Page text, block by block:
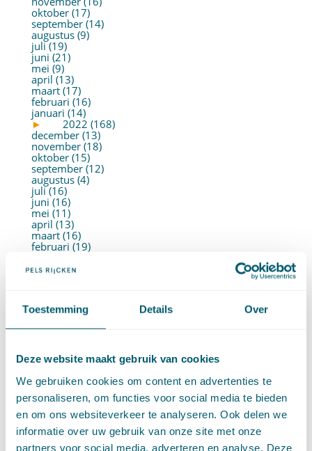
Toestemming Details Over
Deze website maakt gebruik van cookies
We gebruiken cookies om content en advertenties te
personaliseren, om functies voor social media te bieden
en om ons websiteverkeer te analyseren. Ook delen we
informatie over uw gebruik van onze site met onze
partners voor social media, adverteren en analyse. Deze
oktober (17)
september (14)
augustus (9)
juli (19)
juni (21)
mei (9)
april (13)
maart (17)
februari (16)
januari (14)
►
2022 (168)
december (13)
november (18)
oktober (15)
september (12)
augustus (4)
juli (16)
juni (16)
mei (11)
april (13)
maart (16)
februari (19)
►
2021 (123)
oktober (13)
september (4)
augustus (7)
mei (6)
maart (14)
februari (11)
januari (15)
►
2020 (154)
december (6)
november (14)
oktober (14)